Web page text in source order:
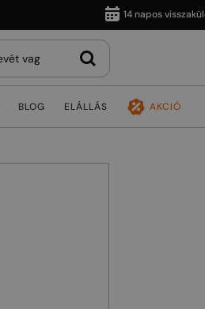
14 napos visszaküldés
BLOG ELÁLLÁS AKCIÓ